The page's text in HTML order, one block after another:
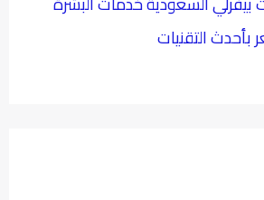
بأحدث التقنيات